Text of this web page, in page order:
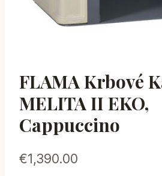
FLAMA Krbové
MELITA II EKO,
Cappuccino
€1,390.00